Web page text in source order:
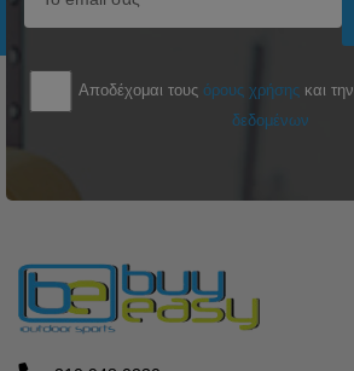
Αποδέχομαι τους όρους χρήσης και την
δεδομένων